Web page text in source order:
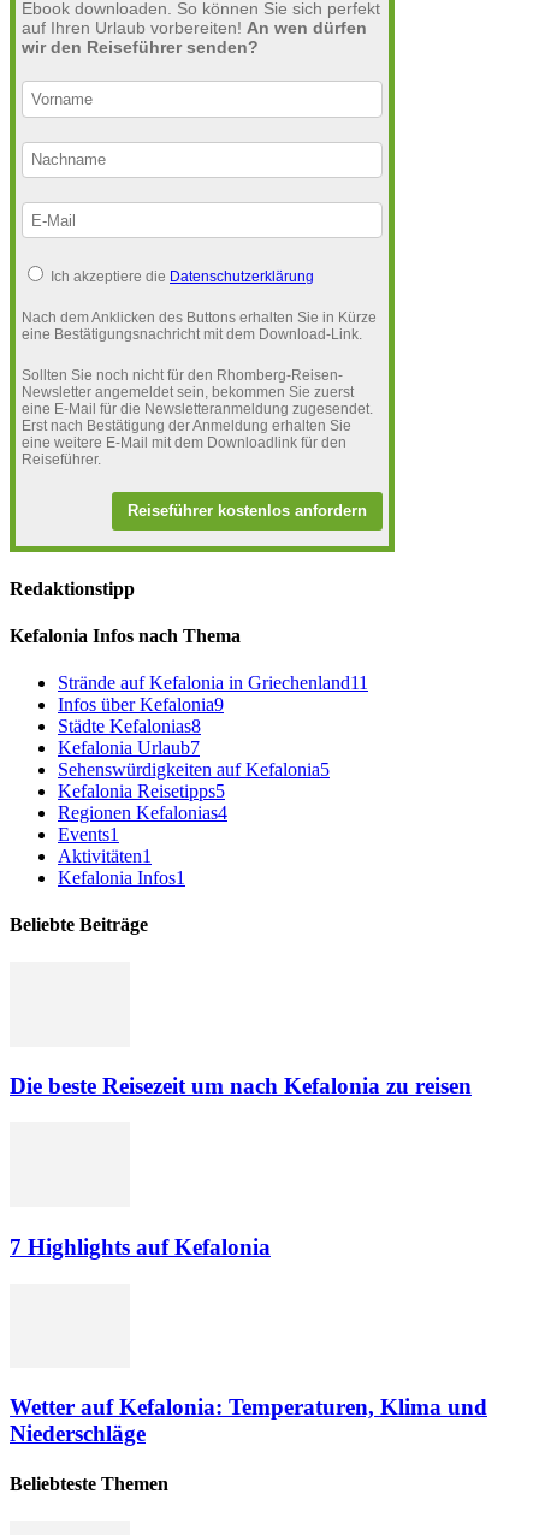
Ebook downloaden. So können Sie sich perfekt
auf Ihren Urlaub vorbereiten! An wen dürfen
wir den Reiseführer senden?
Ich akzeptiere die Datenschutzerklärung
Nach dem Anklicken des Buttons erhalten Sie in Kürze
eine Bestätigungsnachricht mit dem Download-Link.
Sollten Sie noch nicht für den Rhomberg-Reisen-
Newsletter angemeldet sein, bekommen Sie zuerst
eine E-Mail für die Newsletteranmeldung zugesendet.
Erst nach Bestätigung der Anmeldung erhalten Sie
eine weitere E-Mail mit dem Downloadlink für den
Reiseführer.
Reiseführer kostenlos anfordern
Redaktionstipp
Kefalonia Infos nach Thema
Strände auf Kefalonia in Griechenland11
Infos über Kefalonia9
Städte Kefalonias8
Kefalonia Urlaub7
Sehenswürdigkeiten auf Kefalonia5
Kefalonia Reisetipps5
Regionen Kefalonias4
Events1
Aktivitäten1
Kefalonia Infos1
Beliebte Beiträge
Die beste Reisezeit um nach Kefalonia zu reisen
7 Highlights auf Kefalonia
Wetter auf Kefalonia: Temperaturen, Klima und
Niederschläge
Beliebteste Themen